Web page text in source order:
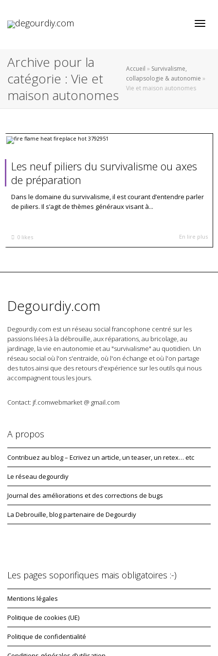
Archive pour la
catégorie : Vie et
maison autonomes
Accueil » Survivalisme,
collapsologie & autonomie »
Vie et maison autonomes
Les neuf piliers du survivalisme ou axes
de préparation
Dans le domaine du survivalisme, il est courant d’entendre parler
de piliers. Il s’agit de thèmes généraux visant à...
0 likes En lire plus
Degourdiy.com
Degourdiy.com est un réseau social francophone centré sur les
passions liées à la débrouille, aux réparations, au bricolage, au
jardinage, la vie en autonomie et au "survivalisme" au quotidien. Un
réseau social où l'on s'entraide, où l'on échange et où l'on partage
des tutos ainsi que des retours d'expérience sur les outils qui nous
accompagnent tous les jours.
Contact: jf.comwebmarket @ gmail.com
A propos
Contribuez au blog – Ecrivez un article, un teaser, un retex… etc
Le réseau degourdiy
Journal des améliorations et des corrections de bugs
La Debrouille, blog partenaire de Degourdiy
Les pages soporifiques mais obligatoires :-)
Mentions légales
Politique de cookies (UE)
Politique de confidentialité